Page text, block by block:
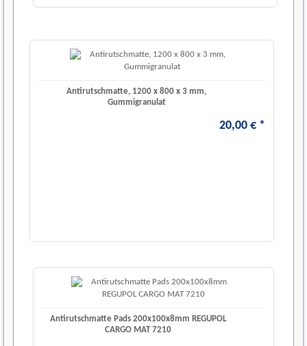
Antirutschmatte, 1200 x 800 x 3 mm,
Gummigranulat
20,00 € *
Antirutschmatte Pads 200x100x8mm REGUPOL
CARGO MAT 7210